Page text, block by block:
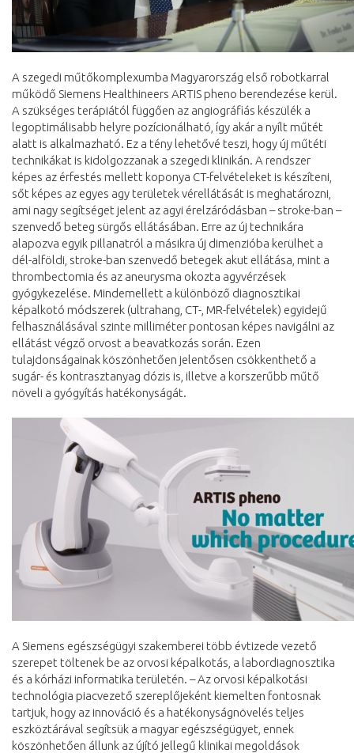
A szegedi műtőkomplexumba Magyarország első robotkarral
működő Siemens Healthineers ARTIS pheno berendezése kerül.
A szükséges terápiától függően az angiográfiás készülék a
legoptimálisabb helyre pozícionálható, így akár a nyílt műtét
alatt is alkalmazható. Ez a tény lehetővé teszi, hogy új műtéti
technikákat is kidolgozzanak a szegedi klinikán. A rendszer
képes az érfestés mellett koponya CT-felvételeket is készíteni,
sőt képes az egyes agy területek vérellátását is meghatározni,
ami nagy segítséget jelent az agyi érelzáródásban – stroke-ban –
szenvedő beteg sürgős ellátásában. Erre az új technikára
alapozva egyik pillanatról a másikra új dimenzióba kerülhet a
dél-alföldi, stroke-ban szenvedő betegek akut ellátása, mint a
thrombectomia és az aneurysma okozta agyvérzések
gyógykezelése. Mindemellett a különböző diagnosztikai
képalkotó módszerek (ultrahang, CT-, MR-felvételek) egyidejű
felhasználásával szinte milliméter pontosan képes navigálni az
ellátást végző orvost a beavatkozás során. Ezen
tulajdonságainak köszönhetően jelentősen csökkenthető a
sugár- és kontrasztanyag dózis is, illetve a korszerűbb műtő
növeli a gyógyítás hatékonyságát.
A Siemens egészségügyi szakemberei több évtizede vezető
szerepet töltenek be az orvosi képalkotás, a labordiagnosztika
és a kórházi informatika területén. – Az orvosi képalkotási
technológia piacvezető szereplőjeként kiemelten fontosnak
tartjuk, hogy az innováció és a hatékonyságnövelés teljes
eszköztárával segítsük a magyar egészségügyet, ennek
köszönhetően állunk az újító jellegű klinikai megoldások